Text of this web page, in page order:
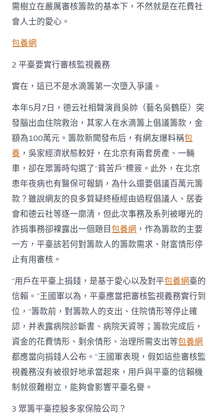
需樹立在嚴厲審核籌款的基本下，不然就是在花費社
會人士的愛心。
包養網
2 平臺要實行審核監視義務
實在，這已不是水滴籌第一次墮入爭議。
本年5月7日，德云社相聲演員吳帥（藝名吳鶴臣）突
發腦出血住院救治，其家人在水滴籌上倡議籌款，金
額為100萬元。籌款新聞發布后，有網友爆料稱包
養 ，吳家經濟狀態較好，在北京有兩套房產、一輛
車，卻在眾籌時勾選了“貧苦戶”標簽。此外，在北京
患年夜病也有醫保可報銷，為什么還要倡議百萬元籌
款？雖說網友的良多質疑終極經由過程倡議人、居委
會和德云社等逐一廓清，但此次事務及系列被曝光的
詐捐事務卻裸露出一個題目包養網 ，作為籌款的主要
一方，平臺該若何對籌款人的籌款需求、財富情形停
止有用審核。
“用戶在平臺上捐錢，是基于愛心以及對平包養網臺的
信賴。”王國軍以為，平臺應當把審核監視義務實行到
位，“籌款前，對籌款人的支出、住院情形等停止確
認，并表露病院診斷書、病院天資等；籌款完成后，
資金的花費情形、剩余情形、治理所需支出等包養網
都應當向捐錢人公布。”王國軍表現，假如這些審核監
視義務沒有被很好地承當起來，用戶與平臺的信賴機
制就很難樹立，能夠會影響平臺名譽。
3 眾籌平臺控股多家保險公司？